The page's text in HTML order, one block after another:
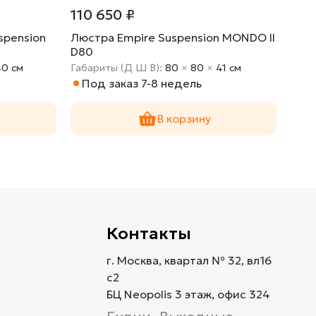
cм
110 650 ₽
Люстра Empire Suspension MONDO II
D80
Габариты (Д Ш В):80 ×80 × 41 cм
Под заказ 7-8 недель
В корзину
Контакты
г. Москва, квартал № 32, вл16
с2
БЦ Neopolis 3 этаж, офис 324